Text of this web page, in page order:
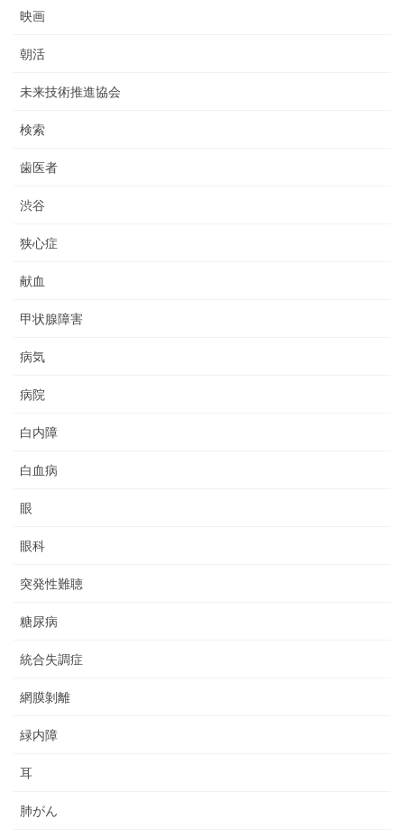
映画
朝活
未来技術推進協会
検索
歯医者
渋谷
狭心症
献血
甲状腺障害
病気
病院
白内障
白血病
眼
眼科
突発性難聴
糖尿病
統合失調症
網膜剝離
緑内障
耳
肺がん